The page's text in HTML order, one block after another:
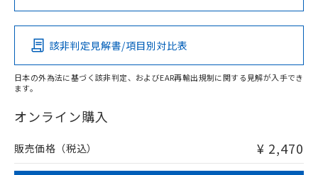
Pb Hg Cd Cr(VI)
O
在庫等で未対応品が混在する可能性があります。
問い合わせください。
該非判定見解書/項目別対比表
日本の外為法に基づく該非判定、およびEAR再輸出規制に関する見解が入手でき
ます。
オンライン購入
販売価格（税込） ¥ 2,470